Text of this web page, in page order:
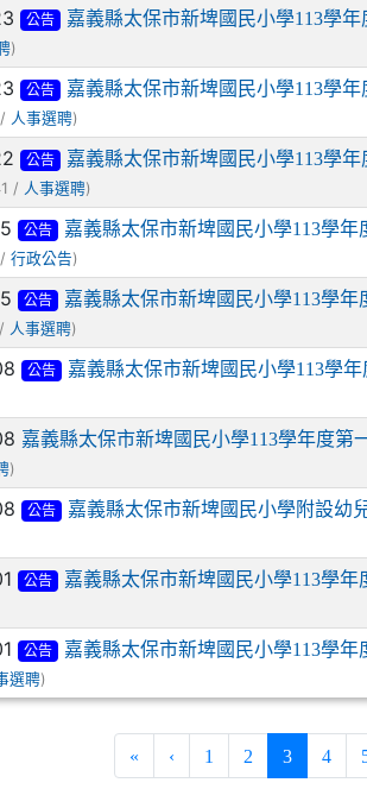
公告 嘉義縣太保市新埤國民小學113學
)
公告 嘉義縣太保市新埤國民小學113學
人事選聘)
公告 嘉義縣太保市新埤國民小學113學
/ 人事選聘)
公告 嘉義縣太保市新埤國民小學113學
/行政公告)
公告 嘉義縣太保市新埤國民小學113學
人事選聘)
公告 嘉義縣太保市新埤國民小學113學
嘉義縣太保市新埤國民小學113學年度第
)
公告 嘉義縣太保市新埤國民小學附設幼
公告 嘉義縣太保市新埤國民小學113學
公告 嘉義縣太保市新埤國民小學113學
選聘)
« ‹ 1 2 3(current)
4